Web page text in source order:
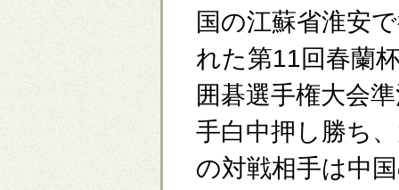
国の江蘇省淮安
れた第11回春蘭
囲碁選手権大会
手白中押し勝ち
の対戦相手は中